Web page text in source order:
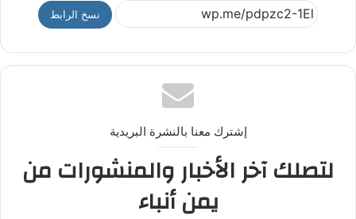
نسخ الرابط
إشترك معنا بالنشرة البريدية
لتصلك آخر الأخبار والمنشورات من
يمن أنباء